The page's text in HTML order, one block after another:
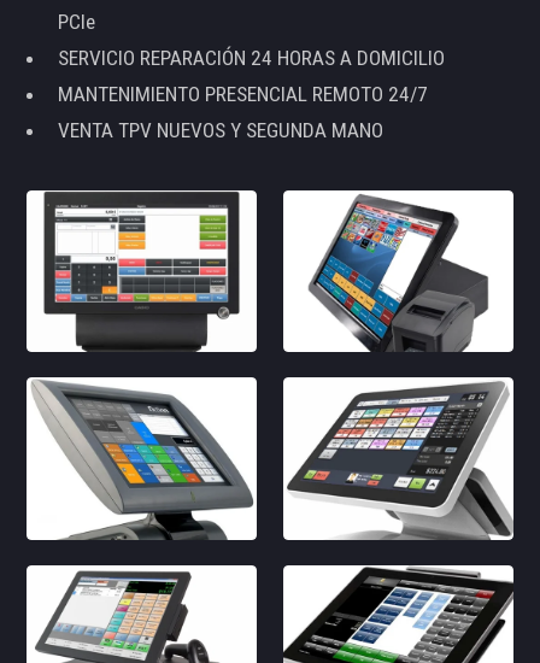
PCIe
SERVICIO REPARACIÓN 24 HORAS A DOMICILIO
MANTENIMIENTO PRESENCIAL REMOTO 24/7
VENTA TPV NUEVOS Y SEGUNDA MANO